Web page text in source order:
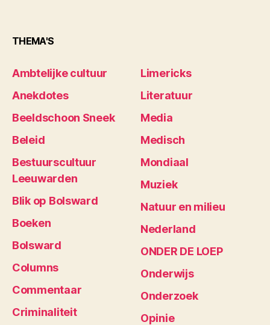
THEMA'S
Ambtelijke cultuur
Anekdotes
Beeldschoon Sneek
Beleid
Bestuurscultuur
Leeuwarden
Blik op Bolsward
Boeken
Bolsward
Columns
Commentaar
Criminaliteit
Limericks
Literatuur
Media
Medisch
Mondiaal
Muziek
Natuur en milieu
Nederland
ONDER DE LOEP
Onderwijs
Onderzoek
Opinie